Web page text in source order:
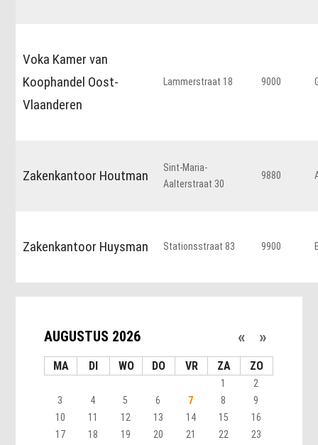
Voka Kamer van
Koophandel Oost-
Vlaanderen
Lammerstraat 18 9000
Zakenkantoor Houtman
Sint-Maria-
Aalterstraat 30
9880
Zakenkantoor Huysman Stationsstraat 83 9900
AUGUSTUS 2026 « »
MA DI WO DO VR ZA ZO
1
2
3
4 5 6 7 8
9
10
11 12 13 14 15
16
17
18 19 20 21 22
23